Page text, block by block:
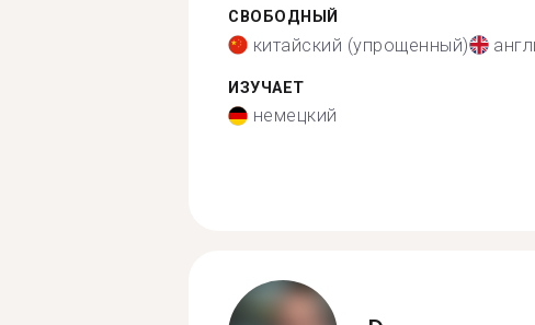
СВОБОДНЫЙ
китайский (упрощенный)
ИЗУЧАЕТ
немецкий